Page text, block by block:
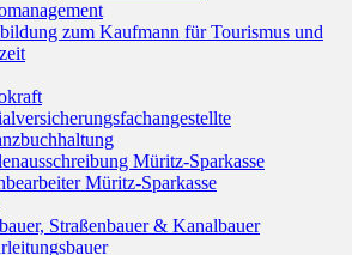
zum Kaufmann für Tourismus und
Müritz-Sparkasse
Müritz-Sparkasse
Straßenbauer & Kanalbauer